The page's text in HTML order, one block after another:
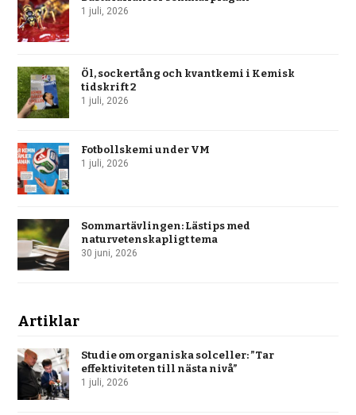
1 juli, 2026
Öl, sockertång och kvantkemi i Kemisk
tidskrift 2
1 juli, 2026
Fotbollskemi under VM
1 juli, 2026
Sommartävlingen: Lästips med
naturvetenskapligt tema
30 juni, 2026
Artiklar
Studie om organiska solceller: ”Tar
effektiviteten till nästa nivå”
1 juli, 2026